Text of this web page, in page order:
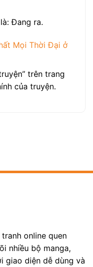
Đang ra.
Mọi Thời Đại ở
trên trang
của truyện.
online quen
nhiều bộ manga,
giao diện dễ dùng và